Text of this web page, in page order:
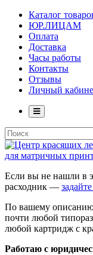
Каталог
ЮР.ЛИЦАМ
Оплата
Доставка
Часы работы
Контакты
Отзывы
Личный
Если вы не нашли в
расходник —
По вашему описанию
почти любой
любой картридж с
Работаю с